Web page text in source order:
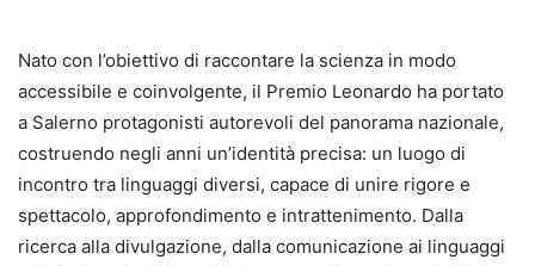
Nato con l’obiettivo di raccontare la scienza in modo
accessibile e coinvolgente, il Premio Leonardo ha portato
a Salerno protagonisti autorevoli del panorama nazionale,
costruendo negli anni un’identità precisa: un luogo di
incontro tra linguaggi diversi, capace di unire rigore e
spettacolo, approfondimento e intrattenimento. Dalla
ricerca alla divulgazione, dalla comunicazione ai linguaggi